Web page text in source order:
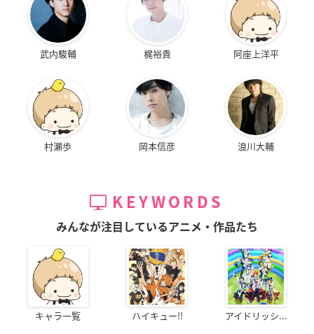
武内駿輔 梶裕貴 阿座上洋平
村瀬歩 岡本信彦 浪川大輔
KEYWORDS
みんなが注目しているアニメ・作品たち
キャラ一覧 ハイキュー!! アイドリッシ...